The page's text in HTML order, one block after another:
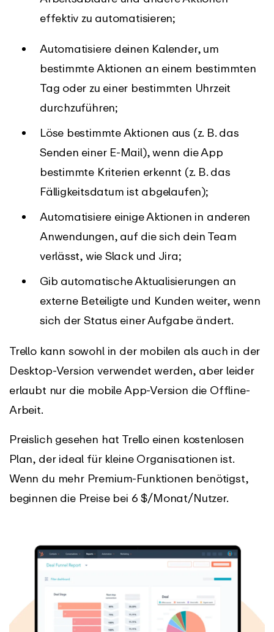
effektiv zu automatisieren;
Automatisiere deinen Kalender, um
bestimmte Aktionen an einem bestimmten
Tag oder zu einer bestimmten Uhrzeit
durchzuführen;
Löse bestimmte Aktionen aus (z. B. das
Senden einer E-Mail), wenn die App
bestimmte Kriterien erkennt (z. B. das
Fälligkeitsdatum ist abgelaufen);
Automatisiere einige Aktionen in anderen
Anwendungen, auf die sich dein Team
verlässt, wie Slack und Jira;
Gib automatische Aktualisierungen an
externe Beteiligte und Kunden weiter, wenn
sich der Status einer Aufgabe ändert.
Trello kann sowohl in der mobilen als auch in der
Desktop-Version verwendet werden, aber leider
erlaubt nur die mobile App-Version die Offline-
Arbeit.
Preislich gesehen hat Trello einen kostenlosen
Plan, der ideal für kleine Organisationen ist.
Wenn du mehr Premium-Funktionen benötigst,
beginnen die Preise bei 6 $/Monat/Nutzer.